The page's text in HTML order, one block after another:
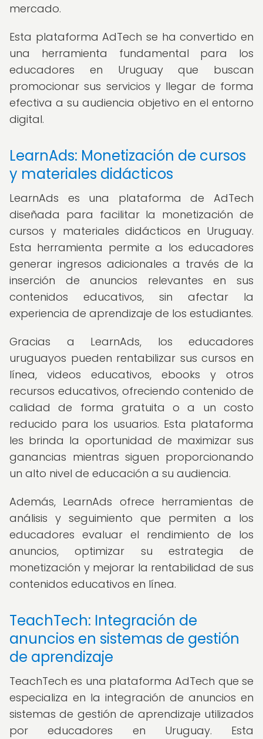
mercado.
Esta plataforma AdTech se ha convertido en
una herramienta fundamental para los
educadores en Uruguay que buscan
promocionar sus servicios y llegar de forma
efectiva a su audiencia objetivo en el entorno
digital.
LearnAds: Monetización de cursos
y materiales didácticos
LearnAds es una plataforma de AdTech
diseñada para facilitar la monetización de
cursos y materiales didácticos en Uruguay.
Esta herramienta permite a los educadores
generar ingresos adicionales a través de la
inserción de anuncios relevantes en sus
contenidos educativos, sin afectar la
experiencia de aprendizaje de los estudiantes.
Gracias a LearnAds, los educadores
uruguayos pueden rentabilizar sus cursos en
línea, videos educativos, ebooks y otros
recursos educativos, ofreciendo contenido de
calidad de forma gratuita o a un costo
reducido para los usuarios. Esta plataforma
les brinda la oportunidad de maximizar sus
ganancias mientras siguen proporcionando
un alto nivel de educación a su audiencia.
Además, LearnAds ofrece herramientas de
análisis y seguimiento que permiten a los
educadores evaluar el rendimiento de los
anuncios, optimizar su estrategia de
monetización y mejorar la rentabilidad de sus
contenidos educativos en línea.
TeachTech: Integración de
anuncios en sistemas de gestión
de aprendizaje
TeachTech es una plataforma AdTech que se
especializa en la integración de anuncios en
sistemas de gestión de aprendizaje utilizados
por educadores en Uruguay. Esta